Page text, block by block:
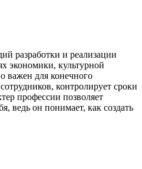
разработки и реализации
экономики, культурной
важен для конечного
контролирует сроки
профессии позволяет
ведь он понимает, как создать